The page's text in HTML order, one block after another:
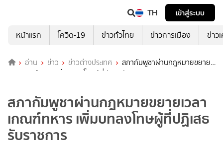
TH
เข้าสู่ระบบ
หน้าแรก
โควิด-19 ข่าวทั่วไทย ข่าวการเมือง ข่าว
อ่าน ข่าว ข่าวต่างประเทศ
สภากัมพูชาผ่านกฎหมายขยาย
เวลาเกณฑ์ทหาร เพิ่มบทลงโทษผู้ที่ปฏิเสธรับราชการ
สภากัมพูชาผ่านกฎหมายขยายเวลา
เกณฑ์ทหาร เพิ่มบทลงโทษผู้ที่ปฏิเสธ
รับราชการ